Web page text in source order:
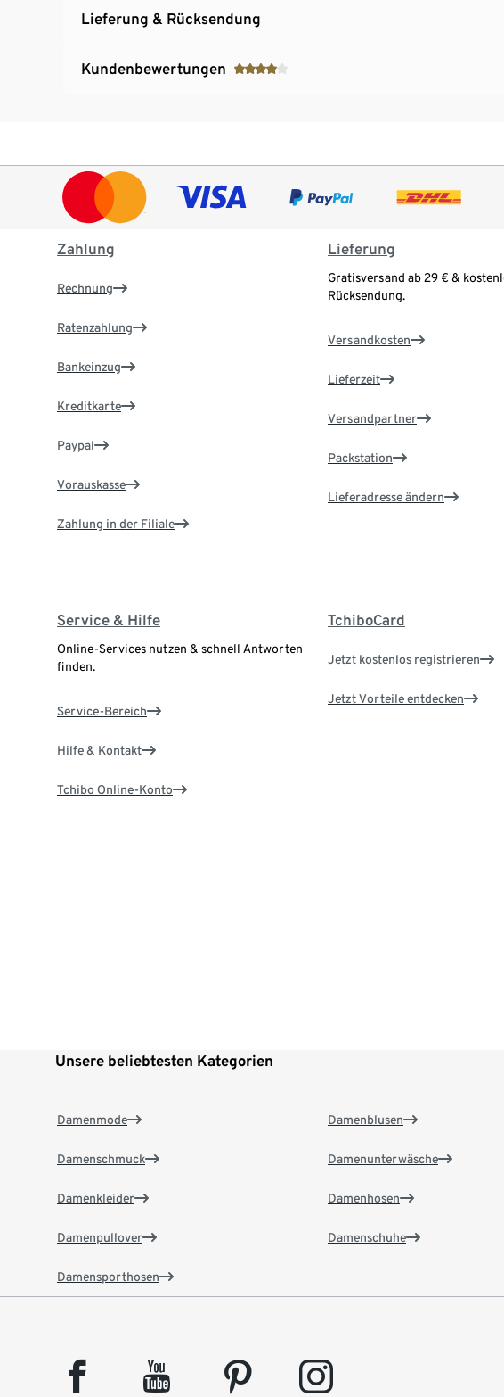
Lieferung & Rücksendung
Kundenbewertungen
Zahlung
Rechnung
Ratenzahlung
Bankeinzug
Kreditkarte
Paypal
Vorauskasse
Zahlung in der Filiale
Lieferung
Gratisversand ab 29 € &
Rücksendung.
Versandkosten
Lieferzeit
Versandpartner
Packstation
Lieferadresse ändern
Service & Hilfe
Online-Services nutzen & schnell Antworten
finden.
Service-Bereich
Hilfe & Kontakt
Tchibo Online-Konto
TchiboCard
Jetzt kostenlos registrieren
Jetzt Vorteile entdecken
Unsere beliebtesten Kategorien
Damenmode
Damenschmuck
Damenkleider
Damenpullover
Damensporthosen
Damenblusen
Damenunterwäsche
Damenhosen
Damenschuhe
facebook youtube pinterest instagram